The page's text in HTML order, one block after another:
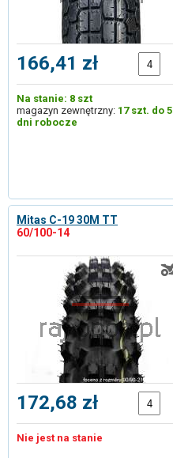
166,41 zł
Na stanie: 8 szt
magazyn zewnętrzny: 17 szt. do 5
dni robocze
Mitas C-19 30M TT
60/100-14
172,68 zł
Nie jest na stanie